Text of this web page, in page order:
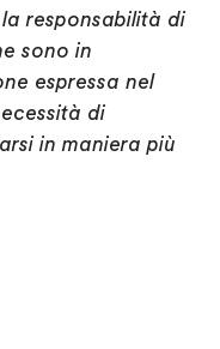
responsabilità di
sono in
espressa nel
di
in maniera più